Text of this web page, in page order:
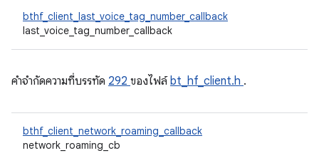
bthf_client_last_voice_tag_number_callback
last_voice_tag_number_callback
คําจํากัดความที่บรรทัด 292 ของไฟล์bt_hf_client.h .
bthf_client_network_roaming_callback
network_roaming_cb